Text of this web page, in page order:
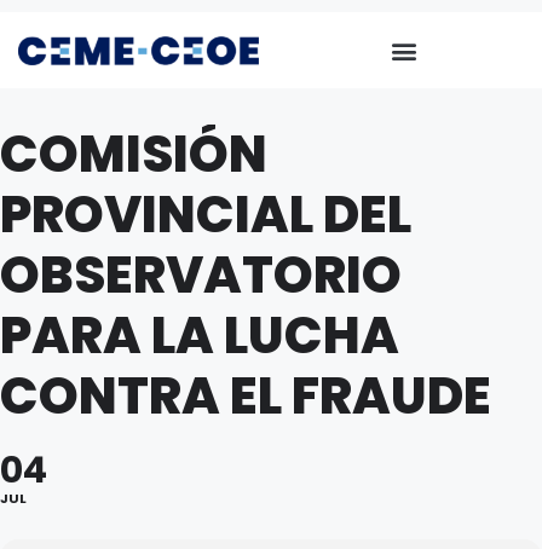
COMISIÓN
PROVINCIAL DEL
OBSERVATORIO
PARA LA LUCHA
CONTRA EL FRAUDE
04
JUL